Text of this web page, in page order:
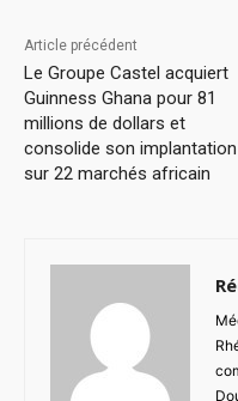
Article précédent
Le Groupe Castel acquiert
Guinness Ghana pour 81
millions de dollars et
consolide son implantation
sur 22 marchés africain